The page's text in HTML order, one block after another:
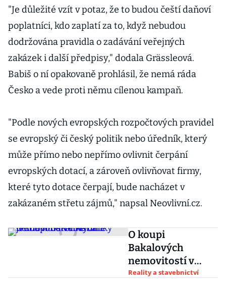
"Je důležité vzít v potaz, že to budou čeští daňoví
poplatníci, kdo zaplatí za to, když nebudou
dodržována pravidla o zadávání veřejných
zakázek i další předpisy," dodala Grässleová.
Babiš o ní opakovaně prohlásil, že nemá ráda
Česko a vede proti němu cílenou kampaň.
"Podle nových evropských rozpočtových pravidel
se evropský či český politik nebo úředník, který
může přímo nebo nepřímo ovlivnit čerpání
evropských dotací, a zároveň ovlivňovat firmy,
které tyto dotace čerpají, bude nacházet v
zakázaném střetu zájmů," napsal Neovlivní.cz.
O koupi
Bakalových
nemovitostí v
Karlíně jedná fond
Reality a stavebnictví